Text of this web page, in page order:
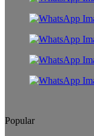
Popular